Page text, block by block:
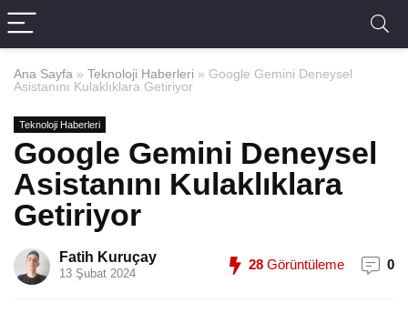
Ana Sayfa » Teknoloji Haberleri » Google Gemini Deneysel
Asistanını Kulaklıklara Getiriyor
Teknoloji Haberleri
Google Gemini Deneysel
Asistanını Kulaklıklara
Getiriyor
Fatih Kuruçay
13 Şubat 2024
28 Görüntüleme 0